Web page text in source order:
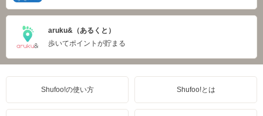
aruku&（あるくと）
歩いてポイントが貯まる
Shufoo!の使い方 Shufoo!とは